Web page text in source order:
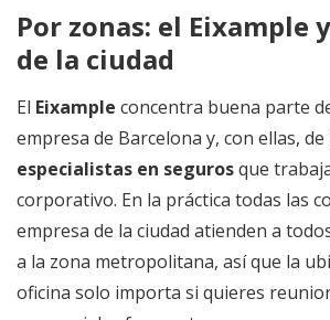
Por zonas: el Eixample
de la ciudad
El Eixample concentra buena parte
empresa de Barcelona y, con ellas, de
especialistas en segurosque
corporativo. En la práctica todas las
empresa de la ciudad atienden a
a la zona metropolitana, así que la
oficina solo importa si quieres